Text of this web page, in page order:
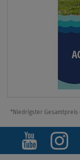
*Niedrigster Gesamtpreis